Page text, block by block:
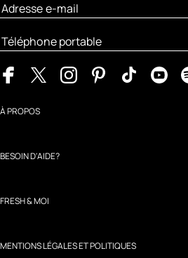
À PROPOS
BESOIN D'AIDE?
FRESH & MOI
MENTIONS LÉGALES ET POLITIQUES